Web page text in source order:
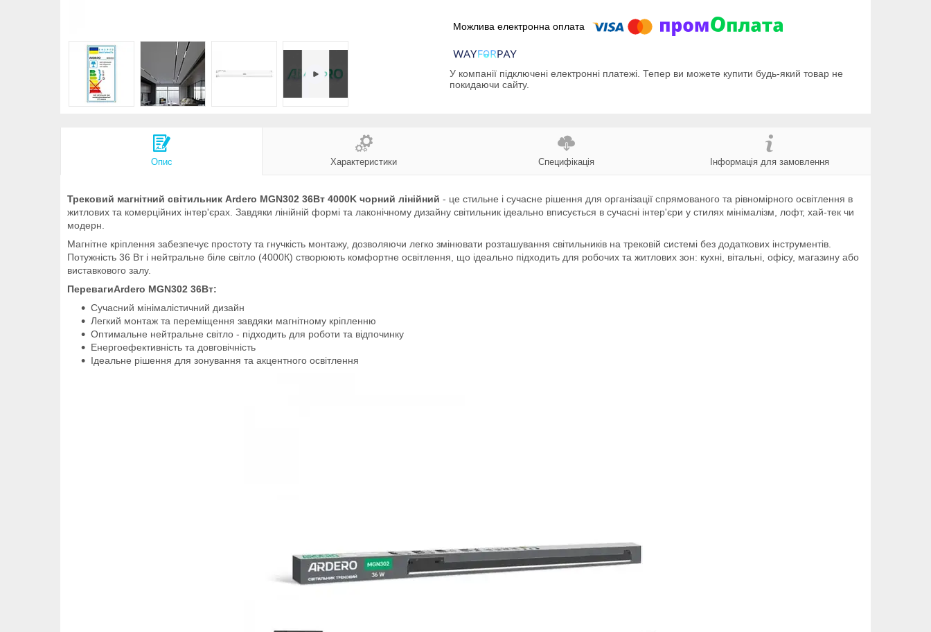
У компанії підключені електронні платежі. Тепер ви можете купити будь-який товар не
покидаючи сайту.
Опис Характеристики Специфікація Інформація для замовлення
Трековий магнітний світильник Ardero MGN302 36Вт 4000K чорний лінійний - це стильне і сучасне рішення для організації спрямованого та рівномірного освітлення в
житлових та комерційних інтер'єрах. Завдяки лінійній формі та лаконічному дизайну світильник ідеально вписується в сучасні інтер'єри у стилях мінімалізм, лофт, хай-тек чи
модерн.
Магнітне кріплення забезпечує простоту та гнучкість монтажу, дозволяючи легко змінювати розташування світильників на трековій системі без додаткових інструментів.
Потужність 36 Вт і нейтральне біле світло (4000К) створюють комфортне освітлення, що ідеально підходить для робочих та житлових зон: кухні, вітальні, офісу, магазину або
виставкового залу.
ПеревагиArdero MGN302 36Вт:
Сучасний мінімалістичний дизайн
Легкий монтаж та переміщення завдяки магнітному кріпленню
Оптимальне нейтральне світло - підходить для роботи та відпочинку
Енергоефективність та довговічність
Ідеальне рішення для зонування та акцентного освітлення